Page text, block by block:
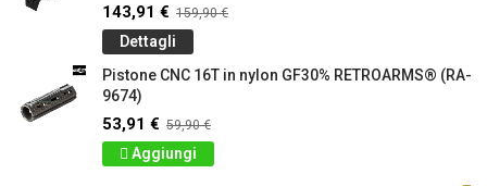
143,91 € 159,90 €
Dettagli
Pistone CNC 16T in nylon GF30% RETROARMS® (RA-
9674)
53,91 € 59,90 €
Aggiungi